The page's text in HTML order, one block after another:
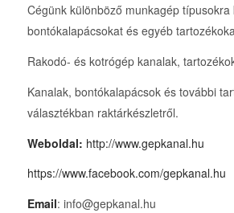
Cégünk különböző munkagép típusokra
bontókalapácsokat és egyéb
Rakodó- és kotrógép kanalak,
Kanalak, bontókalapácsok és további
választékban raktárkészletről.
Weboldal: http://www.gepkanal.hu
https://www.facebook.com/gepkanal.hu
Email: info@gepkanal.hu